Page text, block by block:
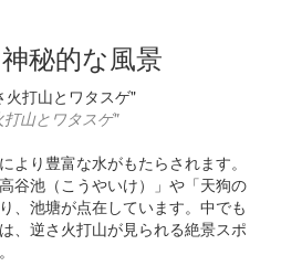
秘的な風景
山とワタスゲ"
より豊富な水がもたらされます。
谷池（こうやいけ）」や「天狗の
、池塘が点在しています。中でも
、逆さ火打山が見られる絶景スポ